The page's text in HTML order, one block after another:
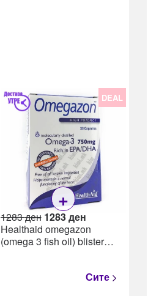
DEAL
+
1283ден Original
price
was:
1283денCurrent
price
is:
Healthaid omegazon
(omega 3 fish oil) blister
Сите